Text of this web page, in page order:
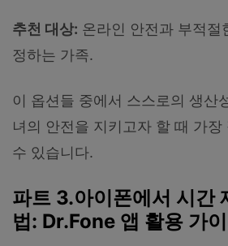
추천 대상: 온라인 안전과 부적절
정하는 가족.
이 옵션들 중에서 스스로의 생산
녀의 안전을 지키고자 할 때 가
수 있습니다.
파트 3.아이폰에서 시간
법: Dr.Fone 앱 활용 가